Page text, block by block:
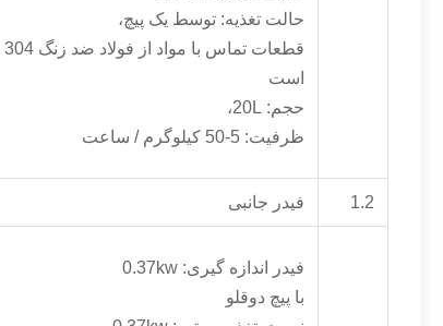
حالت تغذیه: توسط یک پیچ،
است
حجم: 20L،
ظرفیت: 5-50 کیلوگرم / ساعت
1.2 فیدر جانبی
فیدر اندازه گیری: 0.37kw
با پیچ دوقلو